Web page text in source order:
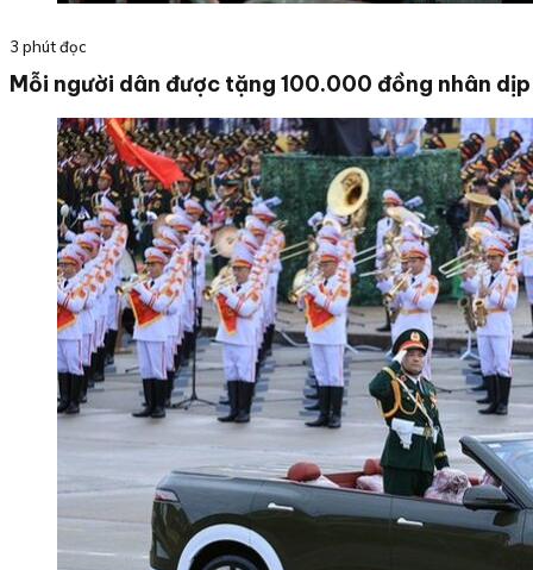
3 phút đọc
Mỗi người dân được tặng 100.000 đồng nhân